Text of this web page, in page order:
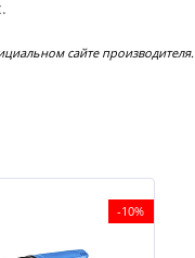
сайте
-10%